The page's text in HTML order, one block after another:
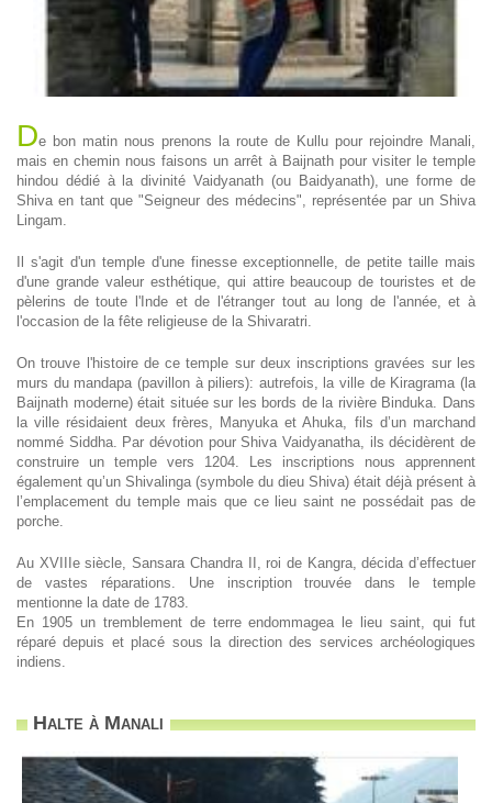
De bon matin nous prenons la route de Kullu pour rejoindre Manali,
mais en chemin nous faisons un arrêt à Baijnath pour visiter le temple
hindou dédié à la divinité Vaidyanath (ou Baidyanath), une forme de
Shiva en tant que "Seigneur des médecins", représentée par un Shiva
Lingam.
Il s'agit d'un temple d'une finesse exceptionnelle, de petite taille mais
d'une grande valeur esthétique, qui attire beaucoup de touristes et de
pèlerins de toute l'Inde et de l'étranger tout au long de l'année, et à
l'occasion de la fête religieuse de la Shivaratri.
On trouve l'histoire de ce temple sur deux inscriptions gravées sur les
murs du mandapa (pavillon à piliers): autrefois, la ville de Kiragrama (la
Baijnath moderne) était située sur les bords de la rivière Binduka. Dans
la ville résidaient deux frères, Manyuka et Ahuka, fils d’un marchand
nommé Siddha. Par dévotion pour Shiva Vaidyanatha, ils décidèrent de
construire un temple vers 1204. Les inscriptions nous apprennent
également qu’un Shivalinga (symbole du dieu Shiva) était déjà présent à
l’emplacement du temple mais que ce lieu saint ne possédait pas de
porche.
Au XVIIIe siècle, Sansara Chandra II, roi de Kangra, décida d’effectuer
de vastes réparations. Une inscription trouvée dans le temple
mentionne la date de 1783.
En 1905 un tremblement de terre endommagea le lieu saint, qui fut
réparé depuis et placé sous la direction des services archéologiques
indiens.
Halte à Manali